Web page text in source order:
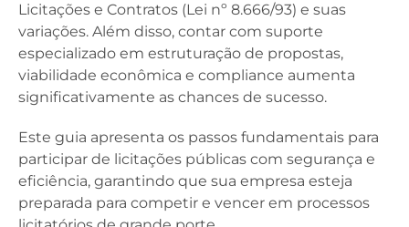
Licitações e Contratos (Lei nº 8.666/93) e suas
variações. Além disso, contar com suporte
especializado em estruturação de propostas,
viabilidade econômica e compliance aumenta
significativamente as chances de sucesso.
Este guia apresenta os passos fundamentais para
participar de licitações públicas com segurança e
eficiência, garantindo que sua empresa esteja
preparada para competir e vencer em processos